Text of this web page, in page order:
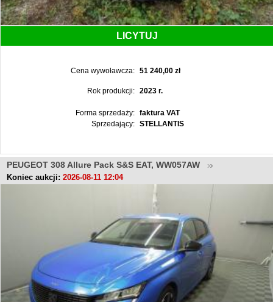
LICYTUJ
Cena wywoławcza: 51 240,00 zł
Rok produkcji: 2023 r.
Forma sprzedaży:
faktura VAT
Sprzedający:
STELLANTIS
PEUGEOT 308 Allure Pack S&S EAT, WW057AW
Koniec aukcji: 2026-08-11 12:04